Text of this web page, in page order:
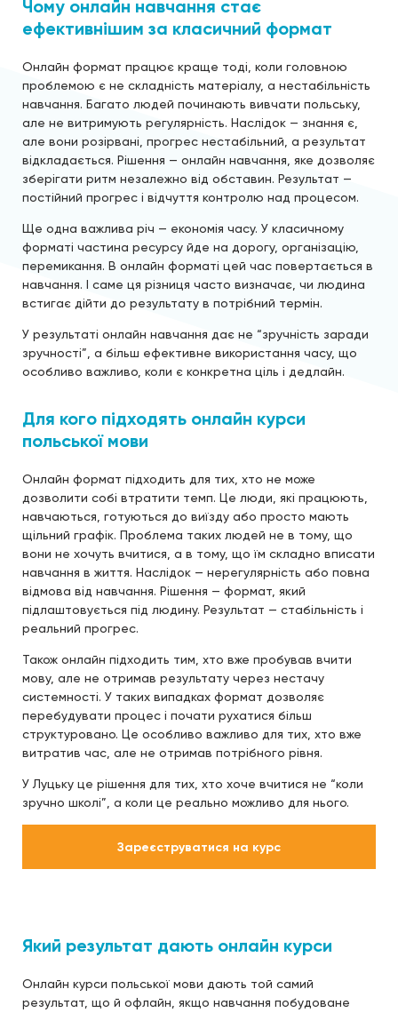
Чому онлайн навчання стає
ефективнішим за класичний формат
Онлайн формат працює краще тоді, коли головною
проблемою є не складність матеріалу, а нестабільність
навчання. Багато людей починають вивчати польську,
але не витримують регулярність. Наслідок — знання є,
але вони розірвані, прогрес нестабільний, а результат
відкладається. Рішення — онлайн навчання, яке дозволяє
зберігати ритм незалежно від обставин. Результат —
постійний прогрес і відчуття контролю над процесом.
Ще одна важлива річ — економія часу. У класичному
форматі частина ресурсу йде на дорогу, організацію,
перемикання. В онлайн форматі цей час повертається в
навчання. І саме ця різниця часто визначає, чи людина
встигає дійти до результату в потрібний термін.
У результаті онлайн навчання дає не “зручність заради
зручності”, а більш ефективне використання часу, що
особливо важливо, коли є конкретна ціль і дедлайн.
Для кого підходять онлайн курси
польської мови
Онлайн формат підходить для тих, хто не може
дозволити собі втратити темп. Це люди, які працюють,
навчаються, готуються до виїзду або просто мають
щільний графік. Проблема таких людей не в тому, що
вони не хочуть вчитися, а в тому, що їм складно вписати
навчання в життя. Наслідок — нерегулярність або повна
відмова від навчання. Рішення — формат, який
підлаштовується під людину. Результат — стабільність і
реальний прогрес.
Також онлайн підходить тим, хто вже пробував вчити
мову, але не отримав результату через нестачу
системності. У таких випадках формат дозволяє
перебудувати процес і почати рухатися більш
структуровано. Це особливо важливо для тих, хто вже
витратив час, але не отримав потрібного рівня.
У Луцьку це рішення для тих, хто хоче вчитися не “коли
зручно школі”, а коли це реально можливо для нього.
Зареєструватися на курс
Який результат дають онлайн курси
Онлайн курси польської мови дають той самий
результат, що й офлайн, якщо навчання побудоване